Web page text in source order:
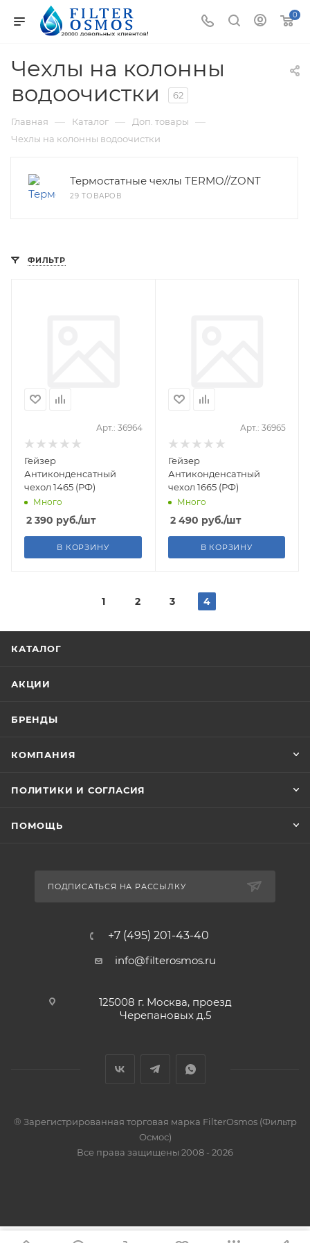
0
Чехлы на колонны
водоочистки
62
Главная — Каталог — Доп. товары —
Чехлы на колонны водоочистки
Термостатные чехлы TERMO//ZONT
29 ТОВАРОВ
ФИЛЬТР
Арт.: 36964
Гейзер
Антиконденсатный
чехол 1465 (РФ)
Много
2 390 руб./шт
В КОРЗИНУ
Арт.: 36965
Гейзер
Антиконденсатный
чехол 1665 (РФ)
Много
2 490 руб./шт
В КОРЗИНУ
1 2 3 4
КАТАЛОГ
АКЦИИ
БРЕНДЫ
КОМПАНИЯ
ПОЛИТИКИ И СОГЛАСИЯ
ПОМОЩЬ
ПОДПИСАТЬСЯ НА РАССЫЛКУ
+7 (495) 201-43-40
info@filterosmos.ru
125008 г. Москва, проезд
Черепановых д.5
® Зарегистрированная торговая марка FilterOsmos (Фильтр
Осмос)
Все права защищены 2008 - 2026